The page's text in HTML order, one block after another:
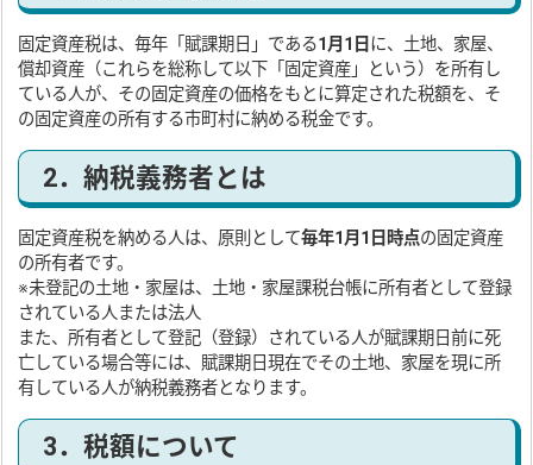
固定資産税は、毎年「賦課期日」である1月1日 に、土地、家屋、
償却資産（これらを総称して以下「固定資産」という）を所有し
ている人が、その固定資産の価格をもとに算定された税額を、そ
の固定資産の所有する市町村に納める税金です。
2．納税義務者とは
固定資産税を納める人は、原則として毎年1月1日時点の固定資産
の所有者です。
※未登記の土地・家屋は、土地・家屋課税台帳に所有者として登録
されている人または法人
また、所有者として登記（登録）されている人が賦課期日前に死
亡している場合等には、賦課期日現在でその土地、家屋を現に所
有している人が納税義務者となります。
3．税額について